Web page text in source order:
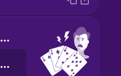
I have a terrible hand.
मेरे पास बहुत बुरा हैंड है।